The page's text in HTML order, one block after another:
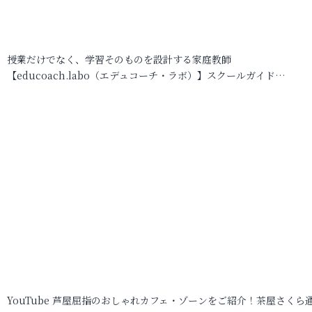
授業だけでなく、学習そのものを設計する家庭教師
【educoach.labo（エデュコーチ・ラボ）】スクールガイド…
YouTube 芦屋屈指のおしゃれカフェ・ゾーンをご紹介！茶屋さくら